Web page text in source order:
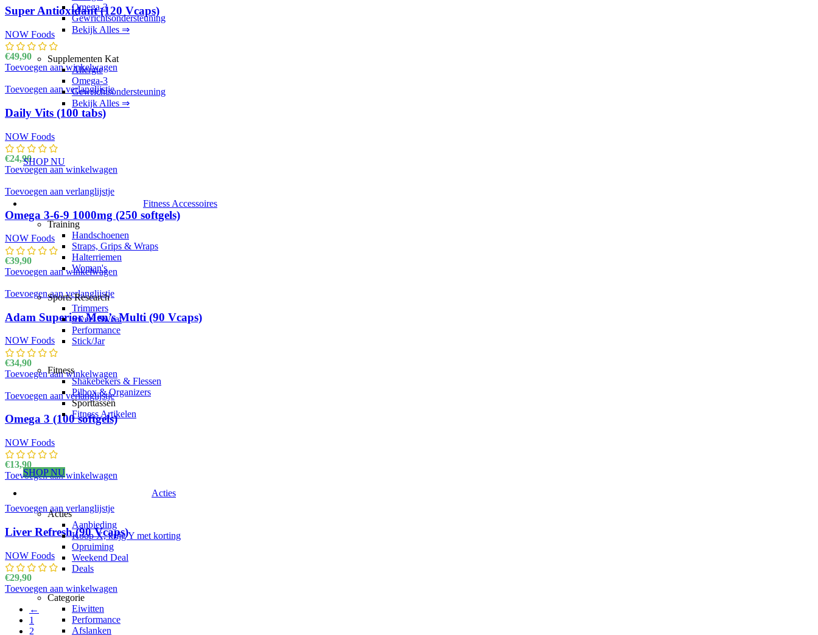
Omega-3
Gewrichtsondersteuning
Bekijk Alles ⇒
Supplementen Kat
Allergie
Omega-3
Gewrichtsondersteuning
Bekijk Alles ⇒
SHOP NU
Fitness Accessoires
Training
Handschoenen
Straps, Grips & Wraps
Halterriemen
Woman's
Sports Research
Trimmers
Sweet Sweat
Performance
Stick/Jar
Fitness
Shakebekers & Flessen
Pilbox & Organizers
Sporttassen
Fitness Artikelen
SHOP NU
Acties
Acties
Aanbieding
Koop X, krijg Y met korting
Opruiming
Weekend Deal
Deals
Categorie
Eiwitten
Performance
Afslanken
Super Antioxidant (120 Vcaps)
NOW Foods
€49,90
Toevoegen aan winkelwagen
Toevoegen aan verlanglijstje
Daily Vits (100 tabs)
NOW Foods
€24,90
Toevoegen aan winkelwagen
Toevoegen aan verlanglijstje
Omega 3-6-9 1000mg (250 softgels)
NOW Foods
€39,90
Toevoegen aan winkelwagen
Toevoegen aan verlanglijstje
Adam Superior Men’s Multi (90 Vcaps)
NOW Foods
€34,90
Toevoegen aan winkelwagen
Toevoegen aan verlanglijstje
Omega 3 (100 softgels)
NOW Foods
€13,90
Toevoegen aan winkelwagen
Toevoegen aan verlanglijstje
Liver Refresh (90 Vcaps)
NOW Foods
€29,90
Toevoegen aan winkelwagen
←
1
2